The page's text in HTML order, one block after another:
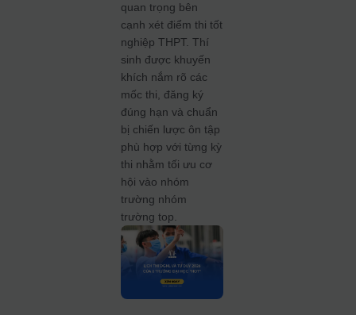
quan trọng bên
cạnh xét điểm thi tốt
nghiệp THPT. Thí
sinh được khuyến
khích nắm rõ các
mốc thi, đăng ký
đúng hạn và chuẩn
bị chiến lược ôn tập
phù hợp với từng kỳ
thi nhằm tối ưu cơ
hội vào nhóm
trường nhóm
trường top.